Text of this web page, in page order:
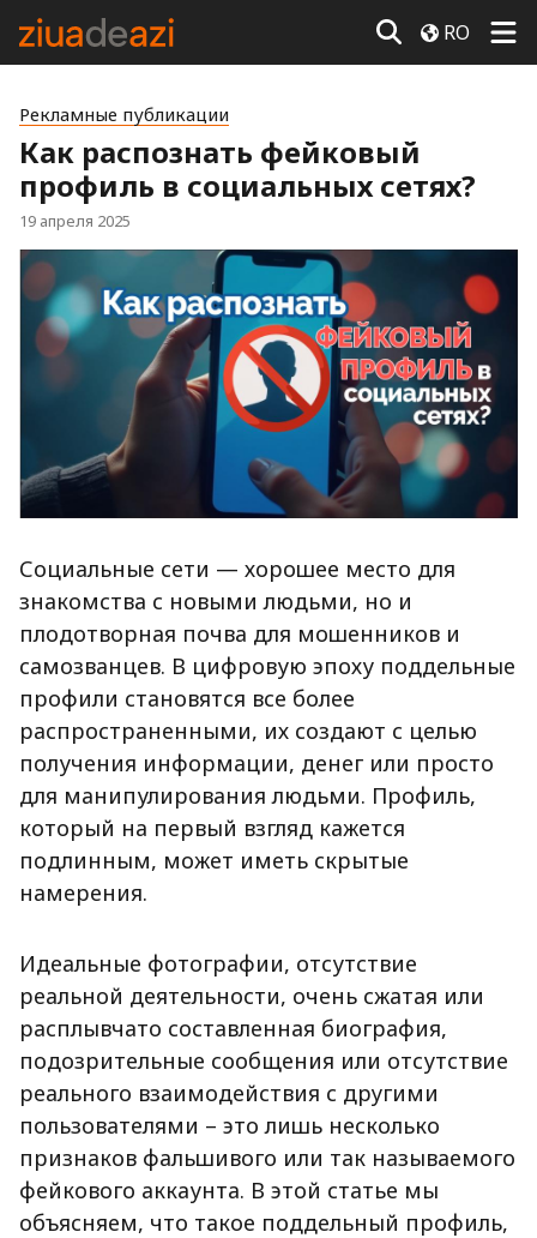
RO
Рекламные публикации
Как распознать фейковый
профиль в социальных сетях?
19 апреля 2025
Социальные сети — хорошее место для
знакомства с новыми людьми, но и
плодотворная почва для мошенников и
самозванцев. В цифровую эпоху поддельные
профили становятся все более
распространенными, их создают с целью
получения информации, денег или просто
для манипулирования людьми. Профиль,
который на первый взгляд кажется
подлинным, может иметь скрытые
намерения.
Идеальные фотографии, отсутствие
реальной деятельности, очень сжатая или
расплывчато составленная биография,
подозрительные сообщения или отсутствие
реального взаимодействия с другими
пользователями – это лишь несколько
признаков фальшивого или так называемого
фейкового аккаунта. В этой статье мы
объясняем, что такое поддельный профиль,